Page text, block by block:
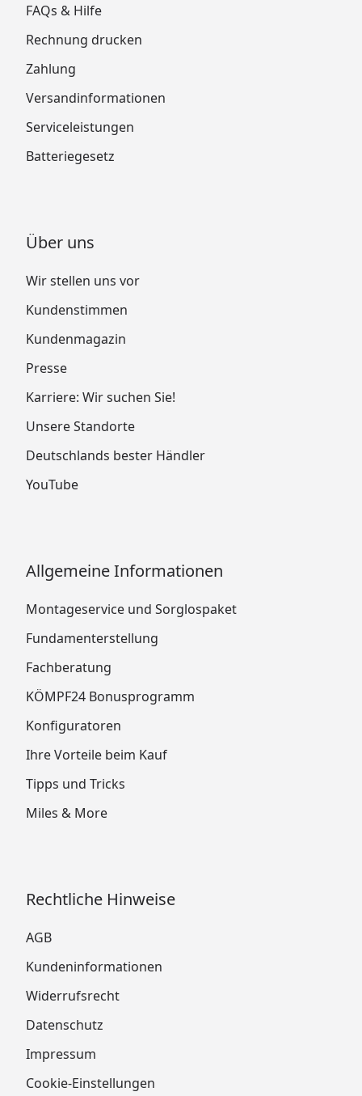
FAQs & Hilfe
Rechnung drucken
Zahlung
Versandinformationen
Serviceleistungen
Batteriegesetz
Über uns
Wir stellen uns vor
Kundenstimmen
Kundenmagazin
Presse
Karriere: Wir suchen Sie!
Unsere Standorte
Deutschlands bester Händler
YouTube
Allgemeine Informationen
Montageservice und Sorglospaket
Fundamenterstellung
Fachberatung
KÖMPF24 Bonusprogramm
Konfiguratoren
Ihre Vorteile beim Kauf
Tipps und Tricks
Miles & More
Rechtliche Hinweise
AGB
Kundeninformationen
Widerrufsrecht
Datenschutz
Impressum
Cookie-Einstellungen